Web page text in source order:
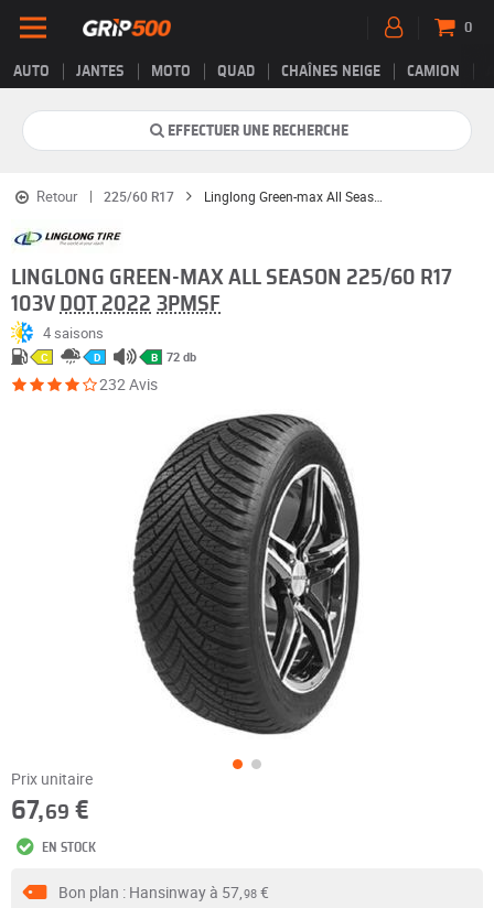
AUTO JANTES MOTO QUAD CHAÎNES NEIGE CAMION
0
EFFECTUER UNE RECHERCHE
Retour 225/60 R17 Linglong Green-max All Season
LINGLONG GREEN-MAX ALL SEASON 225/60 R17
103V DOT 2022 3PMSF
4 saisons
C D B 72 db
232 Avis
Prix unitaire
67,69 €
EN STOCK
Bon plan : Hansinway à 57,98€